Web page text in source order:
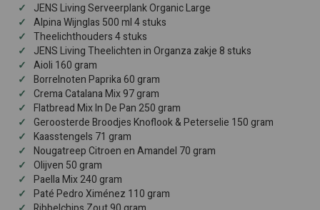
JENS Living Serveerplank Organic Large
Alpina Wijnglas 500 ml 4 stuks
Theelichthouders 4 stuks
JENS Living Theelichten in Organza zakje 8 stuks
Aioli 160 gram
Borrelnoten Paprika 60 gram
Crema Catalana Mix 97 gram
Flatbread Mix In De Pan 250 gram
Geroosterde Broodjes Knoflook & Peterselie 150 gram
Kaasstengels 71 gram
Nougatreep Citroen en Amandel 70 gram
Olijven 50 gram
Paella Mix 240 gram
Paté Pedro Ximénez 110 gram